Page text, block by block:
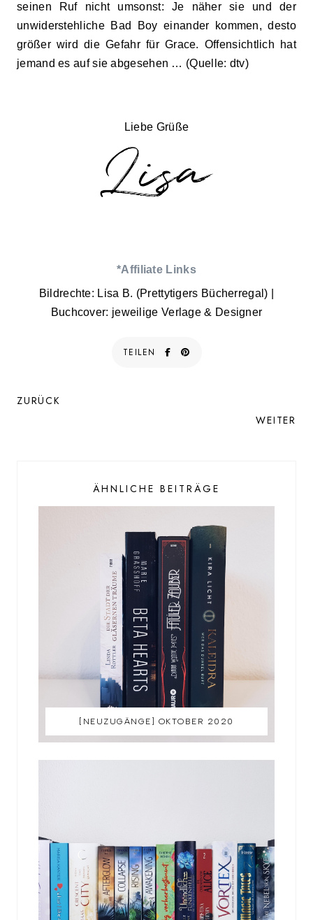
seinen Ruf nicht umsonst: Je näher sie und der
unwiderstehliche Bad Boy einander kommen, desto
größer wird die Gefahr für Grace. Offensichtlich hat
jemand es auf sie abgesehen … (Quelle: dtv)
Liebe Grüße
*Affiliate Links
Bildrechte: Lisa B. (Prettytigers Bücherregal) |
Buchcover: jeweilige Verlage & Designer
TEILEN
ZURÜCK
WEITER
ÄHNLICHE BEITRÄGE
[NEUZUGÄNGE] OKTOBER 2020